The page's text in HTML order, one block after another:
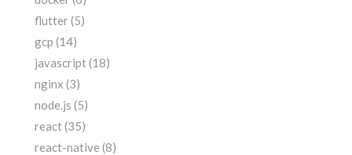
flutter(5)
gcp (14)
javascript(18)
nginx (3)
node.js (5)
react(35)
react-native (8)